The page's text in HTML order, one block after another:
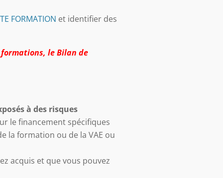
FORMATION et identifier des
le Bilan de
à des risques
le financement spécifiques
la formation ou de la VAE ou
acquis et que vous pouvez